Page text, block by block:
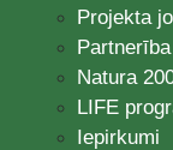
Projekta
Partnerība
Natura
LIFE
Iepirkumi